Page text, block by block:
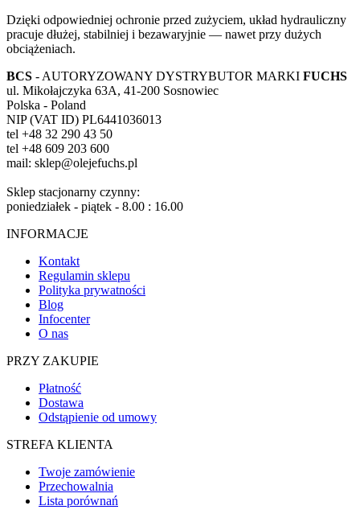
Dzięki odpowiedniej ochronie przed zużyciem, układ hydrauliczny
pracuje dłużej, stabilniej i bezawaryjnie — nawet przy dużych
obciążeniach.
BCS - AUTORYZOWANY DYSTRYBUTOR MARKI FUCHS
ul. Mikołajczyka 63A, 41-200 Sosnowiec
Polska - Poland
NIP (VAT ID) PL6441036013
tel +48 32 290 43 50
tel +48 609 203 600
mail: sklep@olejefuchs.pl
Sklep stacjonarny czynny:
poniedziałek - piątek - 8.00 : 16.00
INFORMACJE
Kontakt
Regulamin sklepu
Polityka prywatności
Blog
Infocenter
O nas
PRZY ZAKUPIE
Płatność
Dostawa
Odstąpienie od umowy
STREFA KLIENTA
Twoje zamówienie
Przechowalnia
Lista porównań